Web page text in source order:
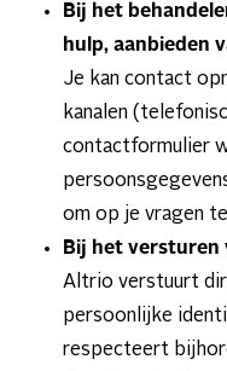
Bij het
hulp, aanbieden
Je kan contact
kanalen
contactformulier
om op je vragen
Bij het versturen
Altrio verstuurt
persoonlijke
respecteert